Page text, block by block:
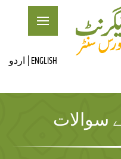
ENGLISH اردو
سوالات